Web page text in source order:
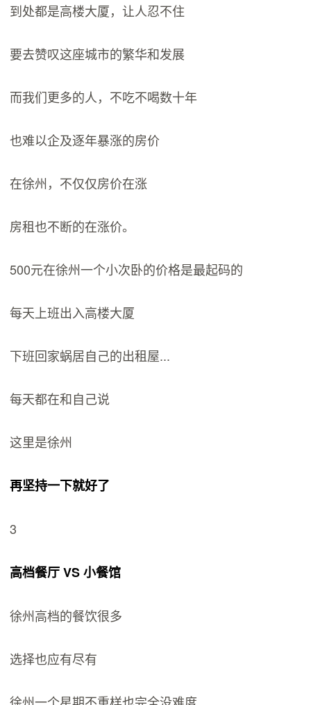
到处都是高楼大厦，让人忍不住
要去赞叹这座城市的繁华和发展
而我们更多的人，不吃不喝数十年
也难以企及逐年暴涨的房价
在徐州，不仅仅房价在涨
房租也不断的在涨价。
500元在徐州一个小次卧的价格是最起码的
每天上班出入高楼大厦
下班回家蜗居自己的出租屋...
每天都在和自己说
这里是徐州
再坚持一下就好了
3
高档餐厅 VS 小餐馆
徐州高档的餐饮很多
选择也应有尽有